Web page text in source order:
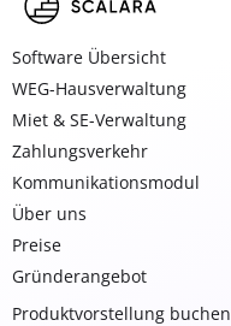
Software Übersicht
WEG-Hausverwaltung
Miet & SE-Verwaltung
Zahlungsverkehr
Kommunikationsmodul
Über uns
Preise
Gründerangebot
Produktvorstellung buchen